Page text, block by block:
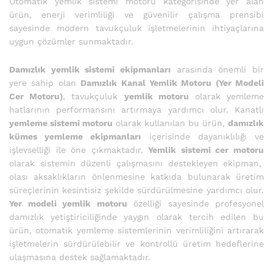
ürün, enerji verimliliği ve güvenilir çalışma prensibi
sayesinde modern tavukçuluk işletmelerinin ihtiyaçlarına
uygun çözümler sunmaktadır.
Damızlık yemlik sistemi ekipmanları arasında önemli bir
yere sahip olan Damızlık Kanal Yemlik Motoru (Yer Modeli
Cer Motoru), tavukçuluk yemlik motoru olarak yemleme
hatlarının performansını artırmaya yardımcı olur. Kanatlı
yemleme sistemi motoru olarak kullanılan bu ürün, damızlık
kümes yemleme ekipmanları içerisinde dayanıklılığı ve
işlevselliği ile öne çıkmaktadır.Yemlik sistemi cer motoru
olarak sistemin düzenli çalışmasını destekleyen ekipman,
olası aksaklıkların önlenmesine katkıda bulunarak üretim
süreçlerinin kesintisiz şekilde sürdürülmesine yardımcı olur.
Yer modeli yemlik motoru özelliği sayesinde profesyonel
damızlık yetiştiriciliğinde yaygın olarak tercih edilen bu
ürün, otomatik yemleme sistemlerinin verimliliğini artırarak
işletmelerin sürdürülebilir ve kontrollü üretim hedeflerine
ulaşmasına destek sağlamaktadır.